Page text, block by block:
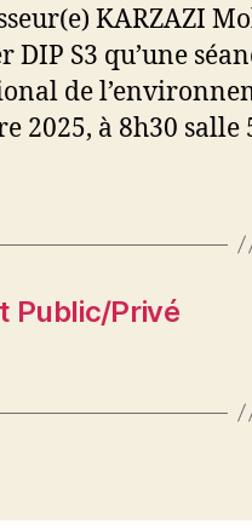
KARZAZI
DIP S3 qu’une
de
2025, à 8h30 salle
Public/Privé